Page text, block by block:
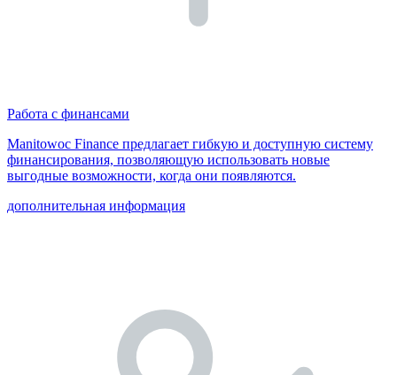
Работа с финансами
Manitowoc Finance предлагает гибкую и доступную систему
финансирования, позволяющую использовать новые
выгодные возможности, когда они появляются.
дополнительная информация